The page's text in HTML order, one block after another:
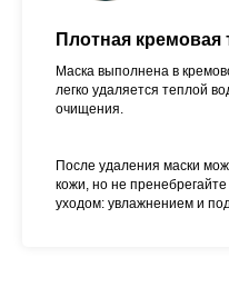
Плотная кремовая
Маска выполнена в
легко удаляется теплой
очищения.
После удаления маски
кожи, но не
уходом: увлажнением и